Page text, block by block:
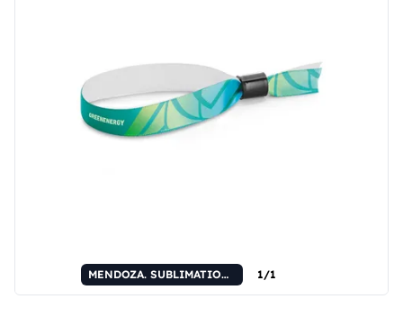
MENDOZA. SUBLIMATION Schmale Lanyard-Sets I (15 mm) Polyester-Armbänder mit Sicherheitsverschluss 1/1